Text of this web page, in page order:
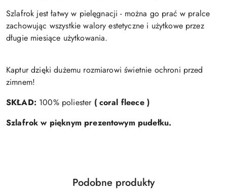
Szlafrok jest łatwy w pielęgnacji - można go prać w pralce
zachowując wszystkie walory estetyczne i użytkowe przez
długie miesiące użytkowania.
Kaptur dzięki dużemu rozmiarowi świetnie ochroni przed
zimnem!
SKŁAD: 100% poliester ( coral fleece )
Szlafrok w pięknym prezentowym pudełku.
Pomiń karuzelę produktów
Produkty
Podobne produkty